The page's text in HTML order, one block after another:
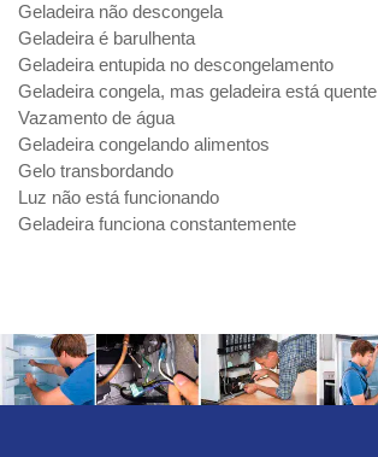
Geladeira não descongela
Geladeira é barulhenta
Geladeira entupida no descongelamento
Geladeira congela, mas geladeira está quente
Vazamento de água
Geladeira congelando alimentos
Gelo transbordando
Luz não está funcionando
Geladeira funciona constantemente